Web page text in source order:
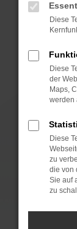
Fenster?
Starte
Das
sind.
Wenn
Diese
Diese
der
Maps,
werden
Diese
zu
die von
Sie auf
zu